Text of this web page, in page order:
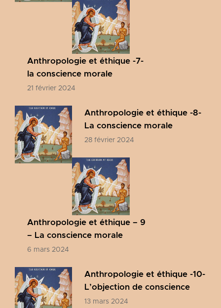
Anthropologie et éthique -7-
la conscience morale
21 février 2024
Anthropologie et éthique -8-
La conscience morale
28 février 2024
Anthropologie et éthique – 9
– La conscience morale
6 mars 2024
Anthropologie et éthique -10-
L’objection de conscience
13 mars 2024